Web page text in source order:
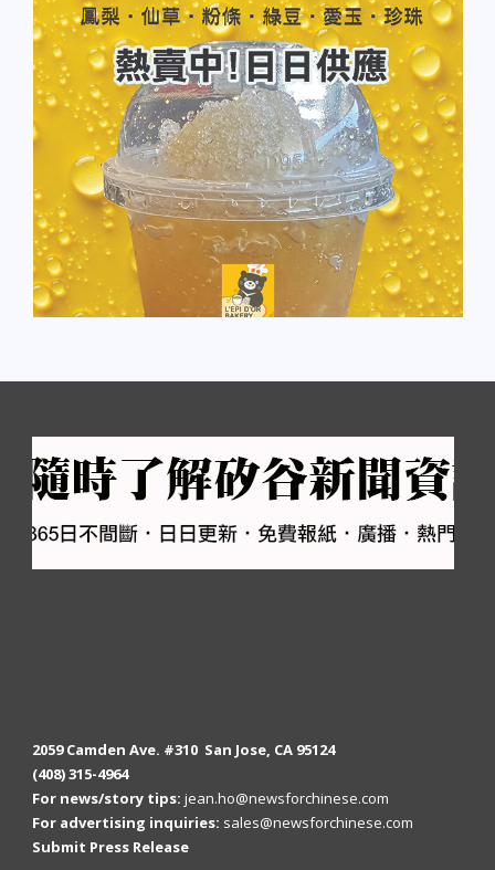
2059 Camden Ave. #310 San Jose, CA 95124
(408) 315-4964
For news/story tips: jean.ho@newsforchinese.com
For advertising inquiries: sales@newsforchinese.com
Submit Press Release